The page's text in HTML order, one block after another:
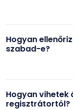
Hogyan
szabad-e?
Hogyan vihetek
regisztrátortól?